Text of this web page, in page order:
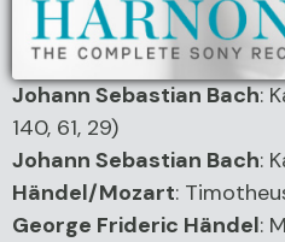
Johann Sebastian Bach:
140, 61, 29)
Johann Sebastian Bach:
Händel/Mozart:
George Frideric Händel: